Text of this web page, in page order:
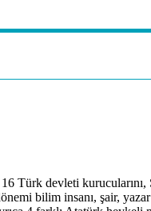
Türk devleti kurucularını,
bilim insanı, şair, yazar